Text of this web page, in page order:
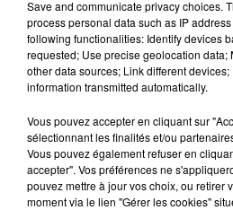
À LA UNE
7 août 2026
Gagnez vos pass
Save and communicate privacy choices.
process personal data such as IP
following functionalities: Identify devices
requested; Use precise geolocation data;
other data sources; Link different
information transmitted automatically.
Vous pouvez accepter en cliquant sur
sélectionnant les finalités et/ou
Vous pouvez également refuser en
accepter". Vos préférences ne
pouvez mettre à jour vos choix, ou retirer
moment via le lien "Gérer les cookies"